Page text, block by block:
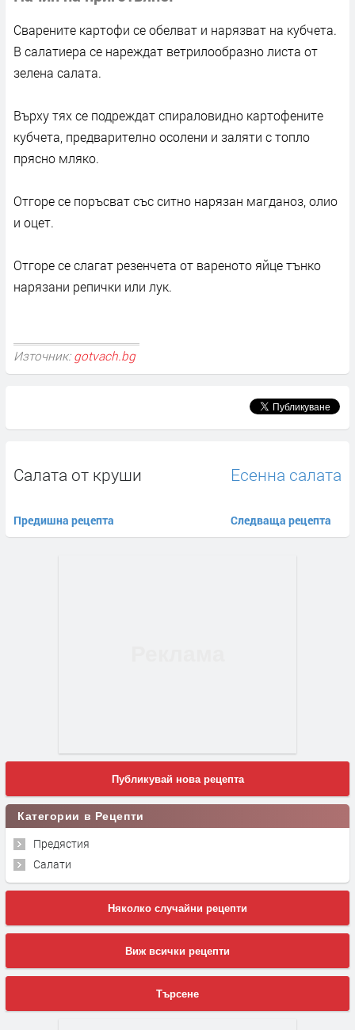
Сварените картофи се обелват и нарязват на кубчета.
В салатиера се нареждат ветрилообразно листа от
зелена салата.
Върху тях се подреждат спираловидно картофените
кубчета, предварително осолени и заляти с топло
прясно мляко.
Отгоре се поръсват със ситно нарязан магданоз, олио
и оцет.
Отгоре се слагат резенчета от вареното яйце тънко
нарязани репички или лук.
Източник: gotvach.bg
Салата от круши
Предишна рецепта
Есенна салата
Следваща рецепта
Публикувай нова рецепта
Категории в Рецепти
Предястия
Салати
Няколко случайни рецепти
Виж всички рецепти
Търсене